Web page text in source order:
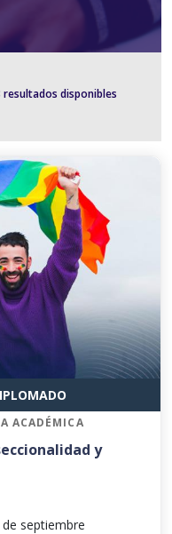
resultados disponibles
ACADÉMICA
y
septiembre